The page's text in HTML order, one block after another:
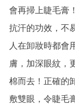
會再掃上睫毛膏
抗汗的功效，不
人在卸妝時都會
膚，加深眼紋，
棉而去！正確的
敷雙眼，令睫毛